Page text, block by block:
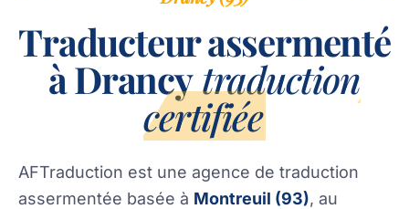
Traducteur assermenté
à Drancytraduction
certifiée
AFTraduction est une agence de traduction
assermentée basée à Montreuil (93), au